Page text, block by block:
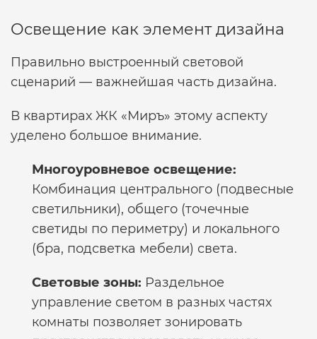
Освещение как элемент дизайна
Правильно выстроенный световой
сценарий — важнейшая часть дизайна.
В квартирах ЖК «Миръ» этому аспекту
уделено большое внимание.
Многоуровневое освещение:
Комбинация центрального (подвесные
светильники), общего (точечные
светиды по периметру) и локального
(бра, подсветка мебели) света.
Световые зоны: Раздельное
управление светом в разных частях
комнаты позволяет зонировать